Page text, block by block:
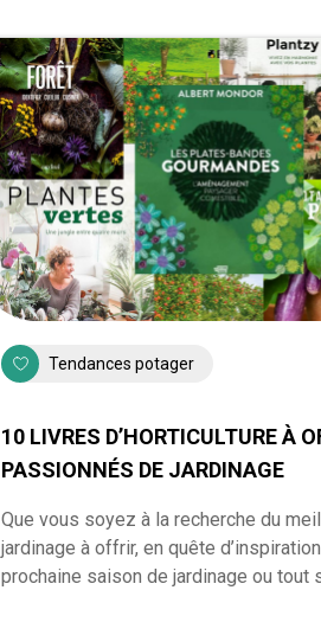
Tendances potager
10 LIVRES D’HORTICULTURE À
PASSIONNÉS DE JARDINAGE
Que vous soyez à la recherche du
jardinage à offrir, en quête
prochaine saison de jardinage ou tout